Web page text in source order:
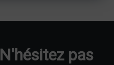
N'hésitez pas